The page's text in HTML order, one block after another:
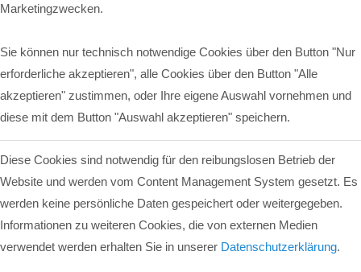
Marketingzwecken.
Sie können nur technisch notwendige Cookies über den Button "Nur
erforderliche akzeptieren", alle Cookies über den Button "Alle
akzeptieren" zustimmen, oder Ihre eigene Auswahl vornehmen und
diese mit dem Button "Auswahl akzeptieren" speichern.
Diese Cookies sind notwendig für den reibungslosen Betrieb der
Website und werden vom Content Management System gesetzt. Es
werden keine persönliche Daten gespeichert oder weitergegeben.
Informationen zu weiteren Cookies, die von externen Medien
verwendet werden erhalten Sie in unserer Datenschutzerklärung.